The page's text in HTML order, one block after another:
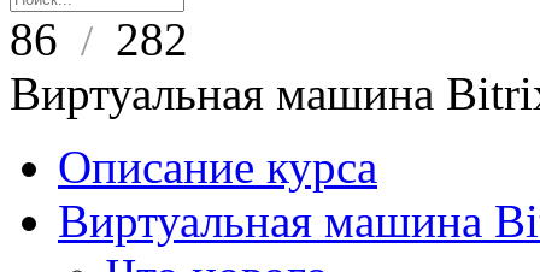
86 / 282
Виртуальная машина
Описание курса
Виртуальная машина